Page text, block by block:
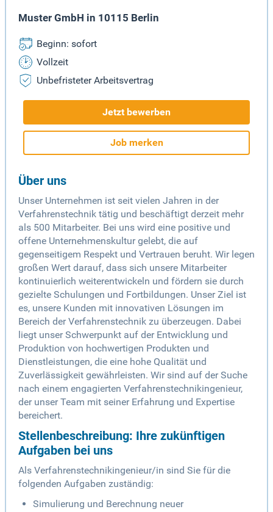
Muster GmbH in 10115 Berlin
Beginn: sofort
Vollzeit
Unbefristeter Arbeitsvertrag
Jetzt bewerben
Job merken
Über uns
Unser Unternehmen ist seit vielen Jahren in der
Verfahrenstechnik tätig und beschäftigt derzeit mehr
als 500 Mitarbeiter. Bei uns wird eine positive und
offene Unternehmenskultur gelebt, die auf
gegenseitigem Respekt und Vertrauen beruht. Wir legen
großen Wert darauf, dass sich unsere Mitarbeiter
kontinuierlich weiterentwickeln und fördern sie durch
gezielte Schulungen und Fortbildungen. Unser Ziel ist
es, unsere Kunden mit innovativen Lösungen im
Bereich der Verfahrenstechnik zu überzeugen. Dabei
liegt unser Schwerpunkt auf der Entwicklung und
Produktion von hochwertigen Produkten und
Dienstleistungen, die eine hohe Qualität und
Zuverlässigkeit gewährleisten. Wir sind auf der Suche
nach einem engagierten Verfahrenstechnikingenieur,
der unser Team mit seiner Erfahrung und Expertise
bereichert.
Stellenbeschreibung: Ihre zukünftigen
Aufgaben bei uns
Als Verfahrenstechnikingenieur/in sind Sie für die
folgenden Aufgaben zuständig:
Simulierung und Berechnung neuer